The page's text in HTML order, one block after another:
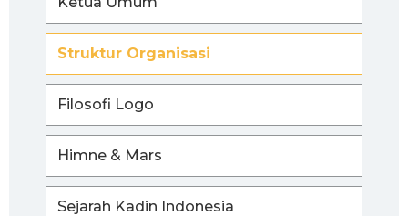
Struktur Organisasi
Filosofi Logo
Himne & Mars
Sejarah Kadin Indonesia